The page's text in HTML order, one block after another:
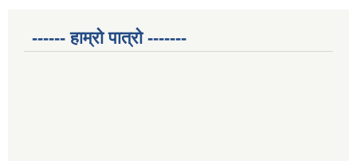
------ हाम्रो पात्रो -------